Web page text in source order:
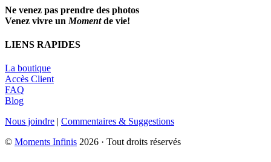
Ne venez pas prendre des photos
Venez vivre un Momentde vie!
LIENS RAPIDES
La boutique
Accès Client
FAQ
Blog
Nous joindre | Commentaires & Suggestions
© Moments Infinis 2026 · Tout droits réservés